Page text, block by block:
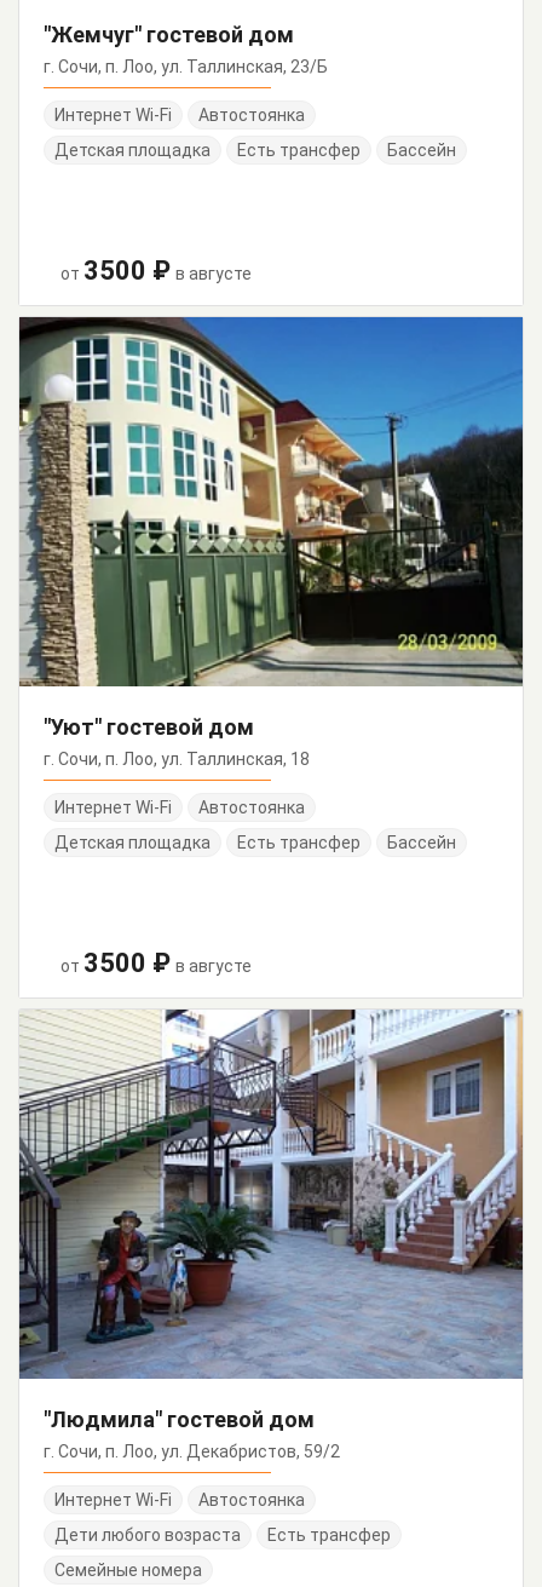
"Жемчуг" гостевой дом
г. Сочи, п. Лоо, ул. Таллинская, 23/Б
Интернет Wi-Fi
Автостоянка
Детская площадка
Есть трансфер Бассейн
от 3500 ₽ в августе
"Уют" гостевой дом
г. Сочи, п. Лоо, ул. Таллинская, 18
Интернет Wi-Fi
Автостоянка
Детская площадка
Есть трансфер Бассейн
от 3500 ₽ в августе
"Людмила" гостевой дом
г. Сочи, п. Лоо, ул. Декабристов, 59/2
Интернет Wi-Fi
Автостоянка
Дети любого возраста
Есть трансфер
Семейные номера